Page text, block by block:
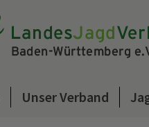
Unser Verband